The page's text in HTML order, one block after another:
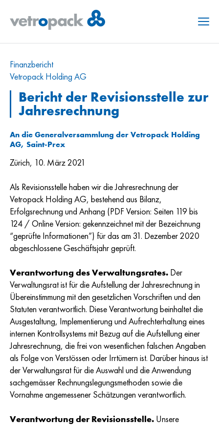
Menu
Finanzbericht
Vetropack Holding AG
Bericht der Revisionsstelle zur
Jahresrechnung
An die Generalversammlung der Vetropack Holding
AG, Saint-Prex
Zürich, 10. März 2021
Als Revisionsstelle haben wir die Jahresrechnung der
Vetropack Holding AG, bestehend aus Bilanz,
Erfolgsrechnung und Anhang (PDF Version: Seiten 119 bis
124 / Online Version: gekennzeichnet mit der Bezeichnung
“geprüfte Informationen”) für das am 31. Dezember 2020
abgeschlossene Geschäftsjahr geprüft.
Verantwortung des Verwaltungsrates. Der
Verwaltungsrat ist für die Aufstellung der Jahresrechnung in
Übereinstimmung mit den gesetzlichen Vorschriften und den
Statuten verantwortlich. Diese Verantwortung beinhaltet die
Ausgestaltung, Implementierung und Aufrechterhaltung eines
internen Kontrollsystems mit Bezug auf die Aufstellung einer
Jahresrechnung, die frei von wesentlichen falschen Angaben
als Folge von Verstössen oder Irrtümern ist. Darüber hinaus ist
der Verwaltungsrat für die Auswahl und die Anwendung
sachgemässer Rechnungslegungsmethoden sowie die
Vornahme angemessener Schätzungen verantwortlich.
Verantwortung der Revisionsstelle. Unsere